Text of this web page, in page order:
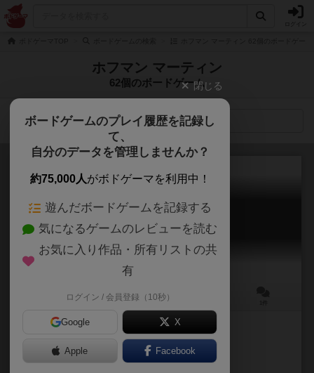
ホフマン マーティン
62個のボードゲーム
検索メニュー
シット！
Shit!
10～20分
作品説明文の編集者を募集中
ラインハルト・シュタウペ（Reinhard Staupe）
閉じる
ボードゲームのプレイ履歴を記録し
て、
自分のデータを管理しませんか？
約75,000人がボドゲーマを利用中！
遊んだボードゲームを記録する
気になるゲームのレビューを読む
お気に入り作品・所有リストの共
有
ログイン / 会員登録（10秒）
Google X
Apple Facebook